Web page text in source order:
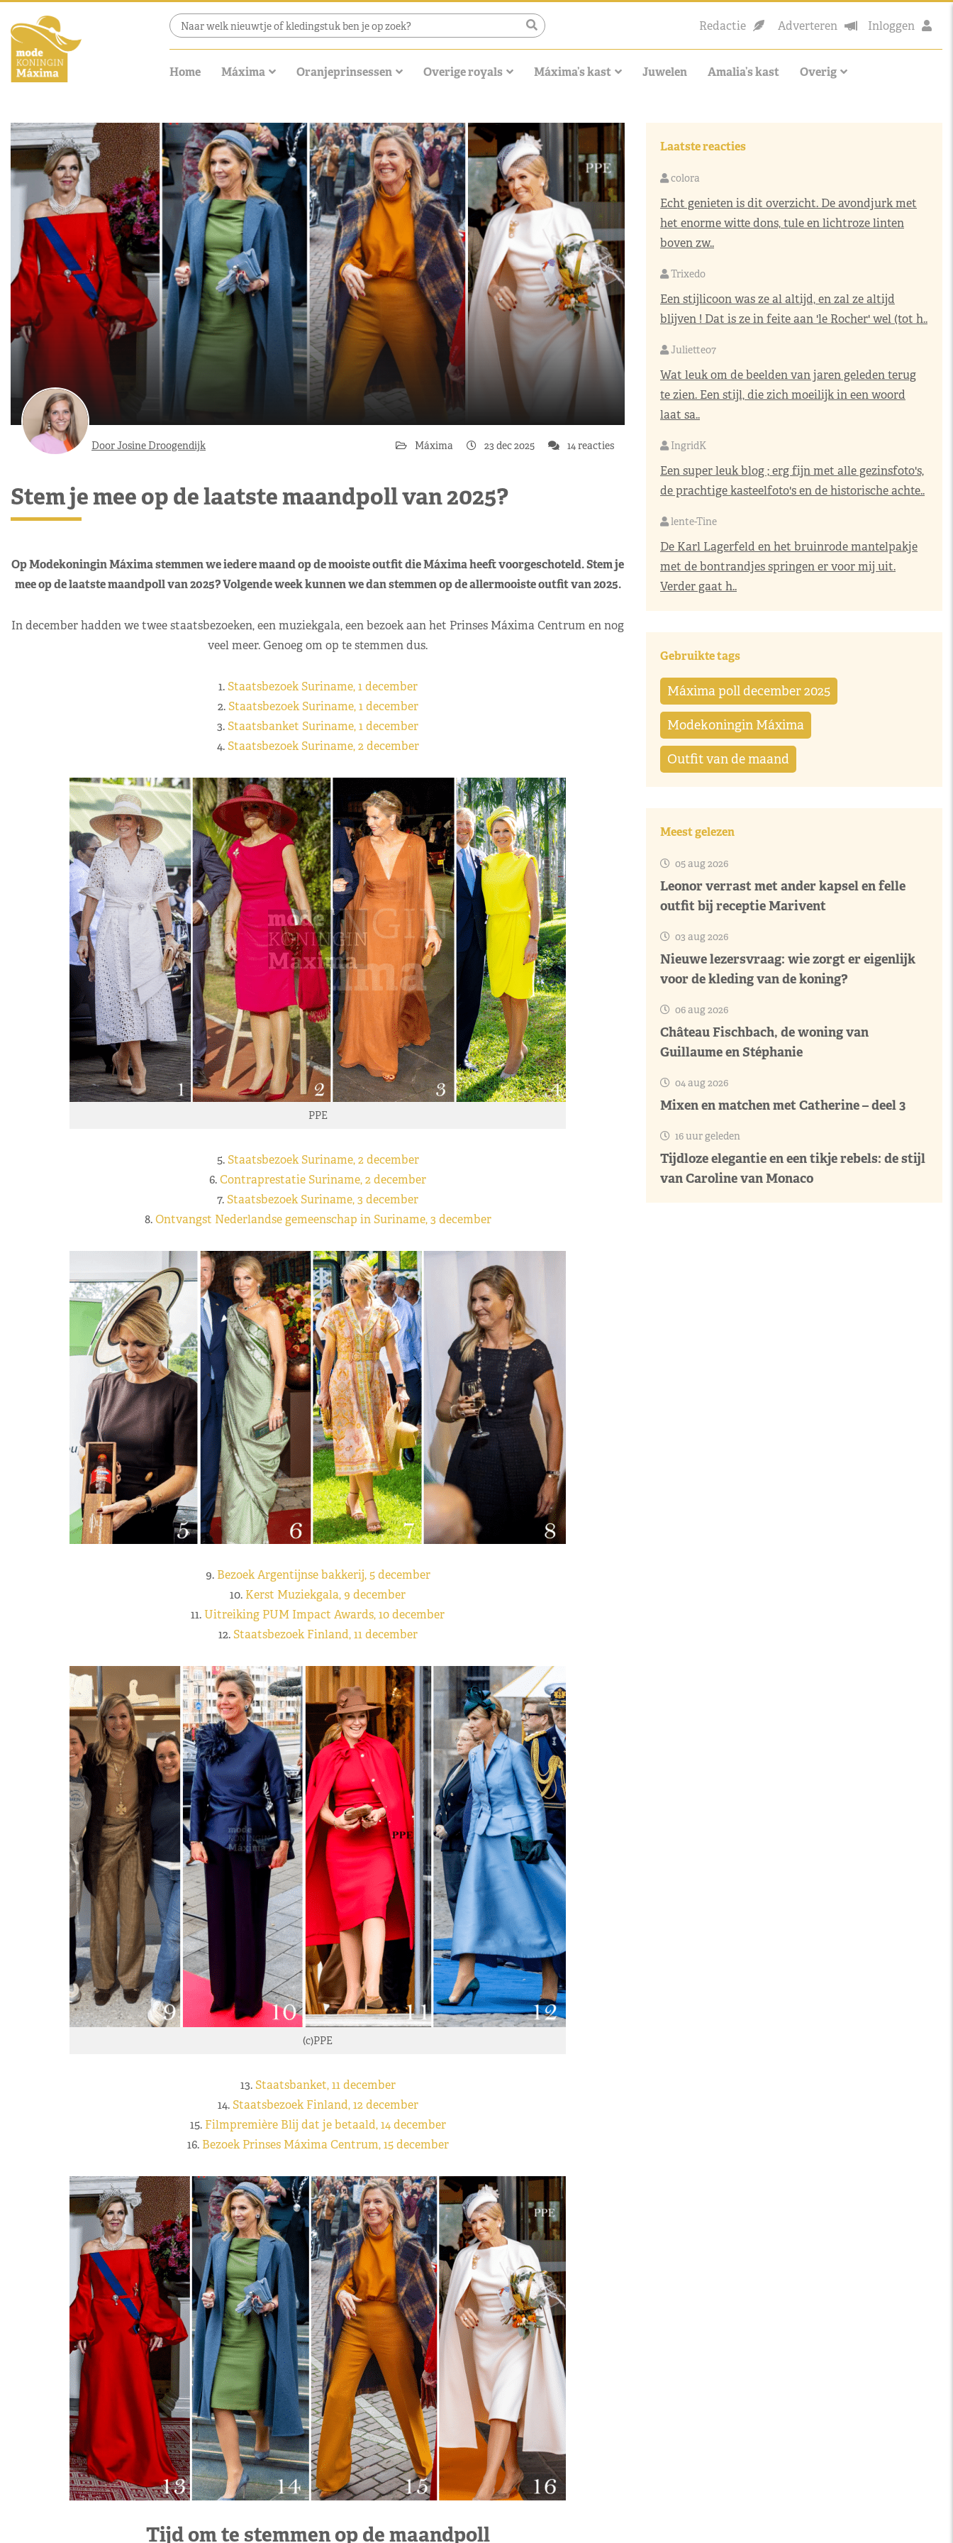
Redactie Adverteren Inloggen
Home Máxima Oranjeprinsessen Overige royals Máxima’s kast Juwelen Amalia’s kast Overig
Door Josine Droogendijk Máxima 23 dec 2025 14 reacties
Stem je mee op de laatste maandpoll van 2025?
Op Modekoningin Máxima stemmen we iedere maand op de mooiste outfit die Máxima heeft voorgeschoteld. Stem je
mee op de laatste maandpoll van 2025? Volgende week kunnen we dan stemmen op de allermooiste outfit van 2025.
In december hadden we twee staatsbezoeken, een muziekgala, een bezoek aan het Prinses Máxima Centrum en nog
veel meer. Genoeg om op te stemmen dus.
1. Staatsbezoek Suriname, 1 december
2.Staatsbezoek Suriname, 1 december
3. Staatsbanket Suriname, 1 december
4. Staatsbezoek Suriname, 2 december
PPE
5. Staatsbezoek Suriname, 2 december
6.Contraprestatie Suriname, 2 december
7. Staatsbezoek Suriname, 3 december
8.Ontvangst Nederlandse gemeenschap in Suriname, 3 december
9. Bezoek Argentijnse bakkerij, 5 december
10. Kerst Muziekgala, 9 december
11.Uitreiking PUM Impact Awards, 10 december
12. Staatsbezoek Finland, 11 december
(c)PPE
13. Staatsbanket, 11 december
14. Staatsbezoek Finland, 12 december
15. Filmpremière Blij dat je betaald, 14 december
16. Bezoek Prinses Máxima Centrum, 15 december
Tijd om te stemmen op de maandpoll
Laatste reacties
colora
Echt genieten is dit overzicht. De avondjurk met
het enorme witte dons, tule en lichtroze linten
boven zw..
Trixedo
Een stijlicoon was ze al altijd, en zal ze altijd
blijven ! Dat is ze in feite aan 'le Rocher' wel (tot h..
Juliette07
Wat leuk om de beelden van jaren geleden terug
te zien. Een stijl, die zich moeilijk in een woord
laat sa..
IngridK
Een super leuk blog ; erg fijn met alle gezinsfoto's,
de prachtige kasteelfoto's en de historische achte..
lente-Tine
De Karl Lagerfeld en het bruinrode mantelpakje
met de bontrandjes springen er voor mij uit.
Verder gaat h..
Gebruikte tags
Máxima poll december 2025
Modekoningin Máxima
Outfit van de maand
Meest gelezen
05 aug 2026
Leonor verrast met ander kapsel en felle
outfit bij receptie Marivent
03 aug 2026
Nieuwe lezersvraag: wie zorgt er eigenlijk
voor de kleding van de koning?
06 aug 2026
Château Fischbach, de woning van
Guillaume en Stéphanie
04 aug 2026
Mixen en matchen met Catherine – deel 3
16 uur geleden
Tijdloze elegantie en een tikje rebels: de stijl
van Caroline van Monaco